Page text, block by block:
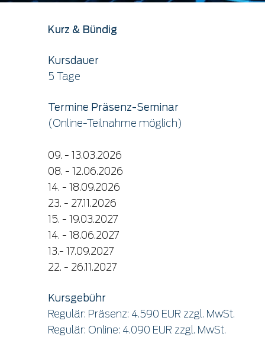
Kurz & Bündig
Kursdauer
5 Tage
Termine Präsenz-Seminar
(Online-Teilnahme möglich)
09. - 13.03.2026
08. - 12.06.2026
14. - 18.09.2026
23. - 27.11.2026
15. - 19.03.2027
14. - 18.06.2027
13.- 17.09.2027
22. - 26.11.2027
Kursgebühr
Regulär: Präsenz: 4.590 EUR zzgl. MwSt.
Regulär: Online: 4.090 EUR zzgl. MwSt.